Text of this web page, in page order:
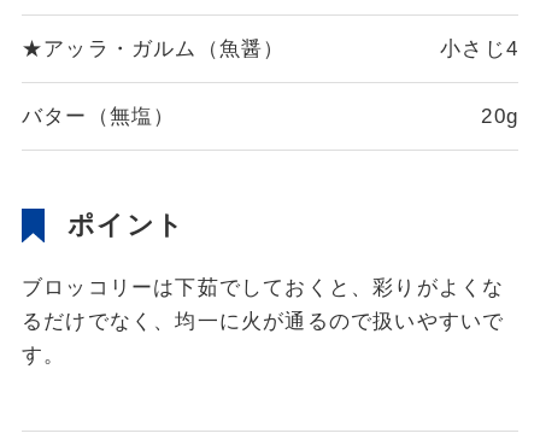
★アッラ・ガルム（魚醤） 小さじ4
バター（無塩） 20g
ポイント
ブロッコリーは下茹でしておくと、彩りがよくな
るだけでなく、均一に火が通るので扱いやすいで
す。